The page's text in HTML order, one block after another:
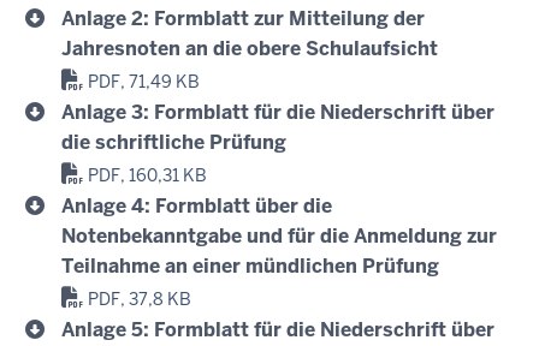
Anlage 2: Formblatt zur Mitteilung der
Jahresnoten an die obere Schulaufsicht
PDF, 71,49 KB
Anlage 3: Formblatt für die Niederschrift über
die schriftliche Prüfung
PDF, 160,31 KB
Anlage 4: Formblatt über die
Notenbekanntgabe und für die Anmeldung zur
Teilnahme an einer mündlichen Prüfung
PDF, 37,8 KB
Anlage 5: Formblatt für die Niederschrift über